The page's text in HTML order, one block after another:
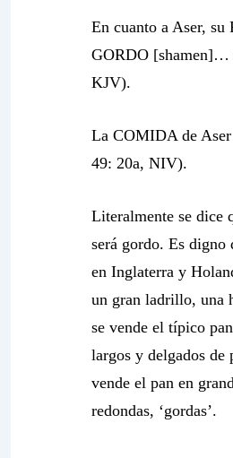
En cuanto a Aser, su
GORDO [shamen]…
KJV).
La COMIDA de
49: 20a, NIV).
Literalmente se dice
será gordo. Es digno
en Inglaterra y
un gran ladrillo, una
se vende el típico
largos y delgados de
vende el pan en
redondas, ‘gordas’.